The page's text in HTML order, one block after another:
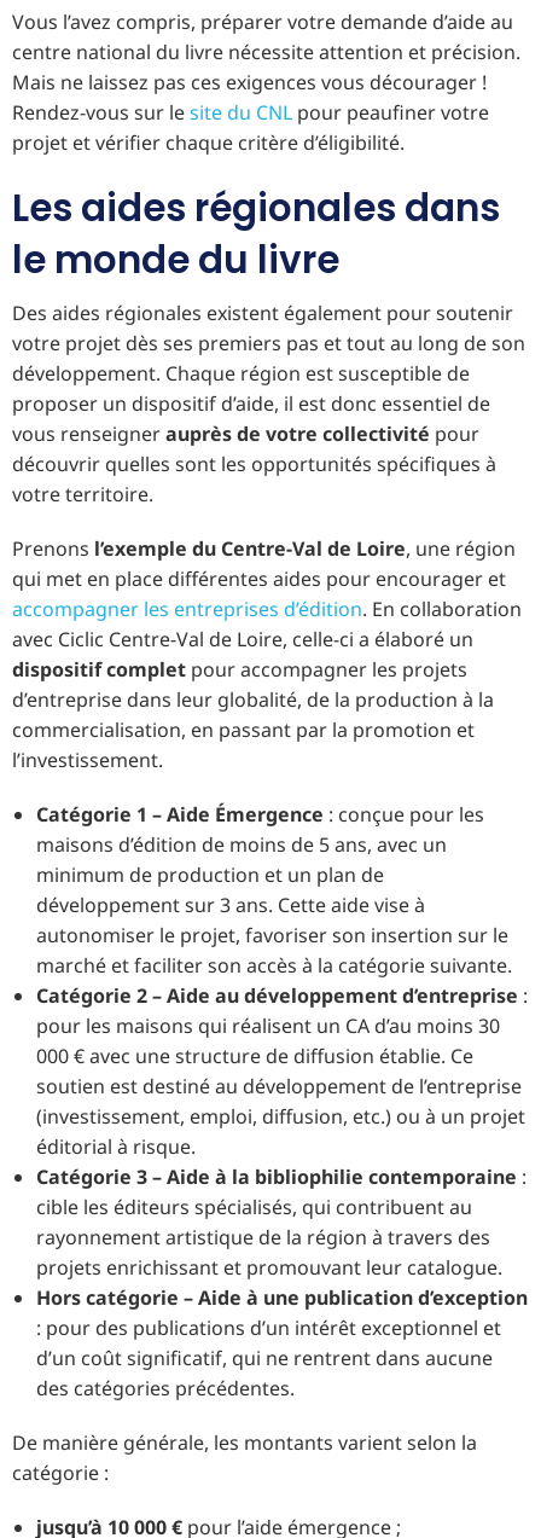
Vous l’avez compris, préparer votre demande d’aide au
centre national du livre nécessite attention et précision.
Mais ne laissez pas ces exigences vous décourager !
Rendez-vous sur lesite du CNL pour peaufiner votre
projet et vérifier chaque critère d’éligibilité.
Les aides régionales dans
le monde du livre
Des aides régionales existent également pour soutenir
votre projet dès ses premiers pas et tout au long de son
développement. Chaque région est susceptible de
proposer un dispositif d’aide, il est donc essentiel de
vous renseignerauprès de votre collectivité pour
découvrir quelles sont les opportunités spécifiques à
votre territoire.
Prenons l’exemple du Centre-Val de Loire, une région
qui met en place différentes aides pour encourager et
accompagner les entreprises d’édition. En collaboration
avec Ciclic Centre-Val de Loire, celle-ci a élaboré un
dispositif complet pour accompagner les projets
d’entreprise dans leur globalité, de la production à la
commercialisation, en passant par la promotion et
l’investissement.
Catégorie 1 – Aide Émergence : conçue pour les
maisons d’édition de moins de 5 ans, avec un
minimum de production et un plan de
développement sur 3 ans. Cette aide vise à
autonomiser le projet, favoriser son insertion sur le
marché et faciliter son accès à la catégorie suivante.
Catégorie 2 – Aide au développement d’entreprise :
pour les maisons qui réalisent un CA d’au moins 30
000 € avec une structure de diffusion établie. Ce
soutien est destiné au développement de l’entreprise
(investissement, emploi, diffusion, etc.) ou à un projet
éditorial à risque.
Catégorie 3 – Aide à la bibliophilie contemporaine :
cible les éditeurs spécialisés, qui contribuent au
rayonnement artistique de la région à travers des
projets enrichissant et promouvant leur catalogue.
Hors catégorie – Aide à une publication d’exception
: pour des publications d’un intérêt exceptionnel et
d’un coût significatif, qui ne rentrent dans aucune
des catégories précédentes.
De manière générale, les montants varient selon la
catégorie :
jusqu’à 10 000 € pour l’aide émergence ;